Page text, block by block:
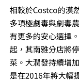
相較於Costco的漠
多項極劇毒與劇毒
有更多的安心選擇
起，其南雅分店將
菜。大潤發持續增
是在2016年將大幅